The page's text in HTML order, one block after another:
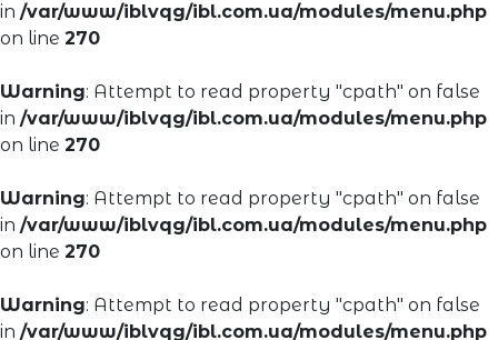
in /var/www/iblvqg/ibl.com.ua/modules/menu.php
on line 270
Warning: Attempt to read property "cpath" on false
in /var/www/iblvqg/ibl.com.ua/modules/menu.php
on line 270
Warning: Attempt to read property "cpath" on false
in /var/www/iblvqg/ibl.com.ua/modules/menu.php
on line 270
Warning: Attempt to read property "cpath" on false
in /var/www/iblvqg/ibl.com.ua/modules/menu.php